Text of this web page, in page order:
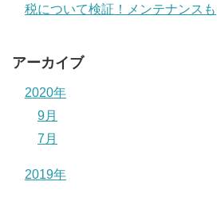
税について検証！メンテナンスも
アーカイブ
2020年
9月
7月
2019年